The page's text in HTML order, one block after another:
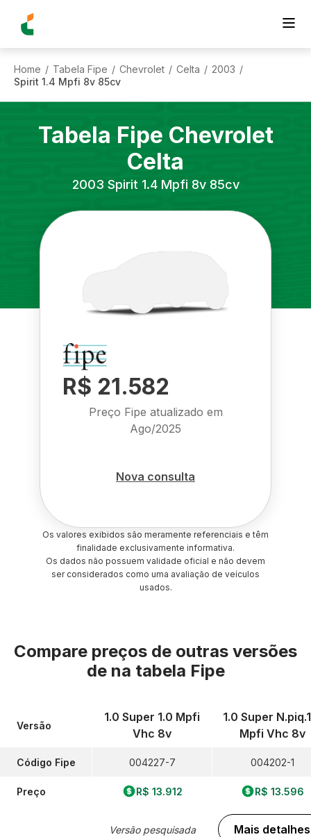
Home / Tabela Fipe / Chevrolet / Celta / 2003 /
Spirit 1.4 Mpfi 8v 85cv
Tabela Fipe Chevrolet
Celta
2003 Spirit 1.4 Mpfi 8v 85cv
R$ 21.582
Preço Fipe atualizado em
Ago/2025
Nova consulta
Os valores exibidos são meramente referenciais e têm
finalidade exclusivamente informativa.
Os dados não possuem validade oficial e não devem
ser considerados como uma avaliação de veículos
usados.
Compare preços de outras versões
de na tabela Fipe
Versão
Código Fipe
Preço
1.0 Super 1.0 Mpfi
Vhc 8v
004227-7
R$ 13.912
Versão pesquisada
1.0 Super
Mpfi Vhc 8v
004202-1
R$ 13.596
Mais detalhes